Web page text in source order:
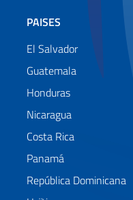
PAISES
El Salvador
Guatemala
Honduras
Nicaragua
Costa Rica
Panamá
República Dominicana